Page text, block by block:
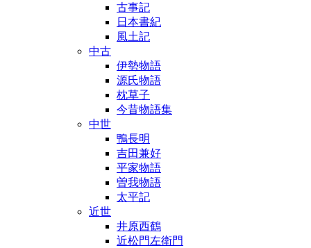
古事記
日本書紀
風土記
中古
伊勢物語
源氏物語
枕草子
今昔物語集
中世
鴨長明
吉田兼好
平家物語
曽我物語
太平記
近世
井原西鶴
近松門左衛門